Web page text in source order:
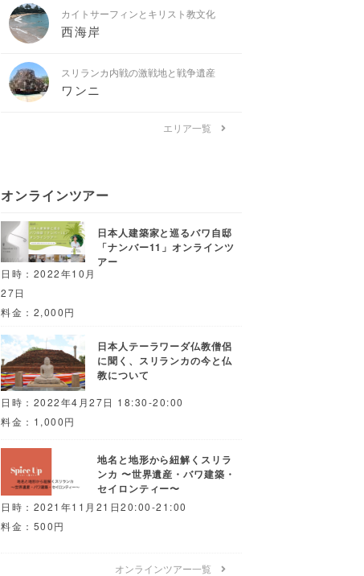
カイトサーフィンとキリスト教文化
西海岸
スリランカ内戦の激戦地と戦争遺産
ワンニ
エリア一覧
オンラインツアー
日本人建築家と巡るバワ自邸
「ナンバー11」オンラインツ
アー
日時：2022年10月
27日
料金：2,000円
日本人テーラワーダ仏教僧侶
に聞く、スリランカの今と仏
教について
日時：2022年4月27日 18:30-20:00
料金：1,000円
地名と地形から紐解くスリラ
ンカ 〜世界遺産・バワ建築・
セイロンティー〜
日時：2021年11月21日20:00-21:00
料金：500円
オンラインツアー一覧